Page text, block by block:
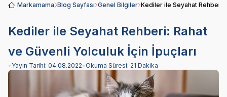
Markamama Blog Sayfası Genel Bilgiler Kediler ile Seyahat Rehberi:
Kediler ile Seyahat Rehberi: Rahat
ve Güvenli Yolculuk İçin İpuçları
• Yayın Tarihi: 04.08.2022•Okuma Süresi: 21 Dakika